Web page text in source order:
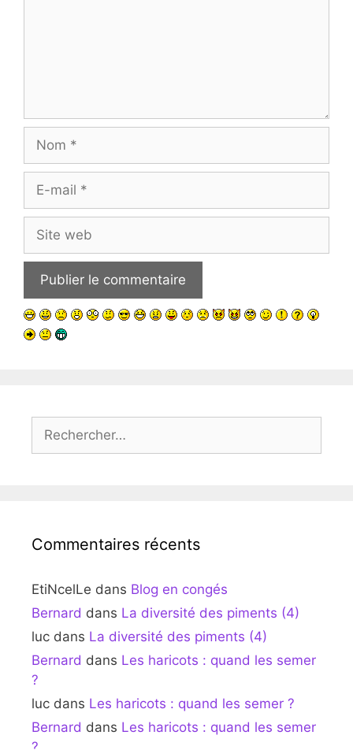
mail
web
Commentaires récents
EtiNcelLe dans Blog en congés
Bernard dans La diversité des piments (4)
luc dans La diversité des piments (4)
Bernard dans Les haricots : quand les semer
?
luc dans Les haricots : quand les semer ?
Bernard dans Les haricots : quand les semer
?